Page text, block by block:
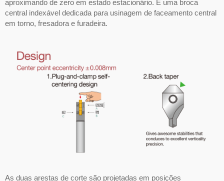
aproximando de zero em estado estacionário. É uma broca
central indexável dedicada para usinagem de faceamento central
em torno, fresadora e furadeira.
As duas arestas de corte são projetadas em posições